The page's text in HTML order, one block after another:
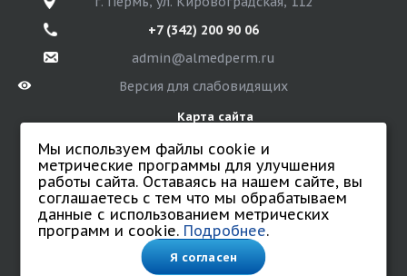
+7 (342) 200 90 06
admin@almedperm.ru
Версия для слабовидящих
Карта сайта
© 2026 Санаторий «Алмед»
Все права защищены.
Политика обработки персональных данных
Согласие на обработку персональных данных.
Соглашение на обработку данных с использованием
cookie и метрических программ.
Мы используем файлы cookie и
метрические программы для улучшения
работы сайта. Оставаясь на нашем сайте, вы
соглашаетесь с тем что мы обрабатываем
данные с использованием метрических
программ и cookie. Подробнее.
Я согласен